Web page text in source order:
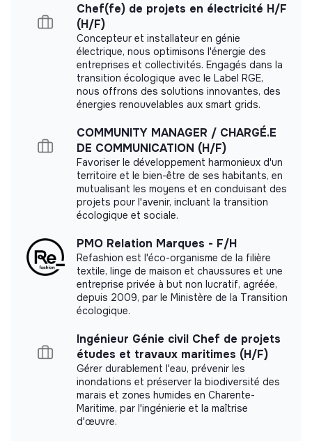
Documents
Did not yet add a transparency document.
Chef(fe) de projets en électricité H/F
(H/F)
Concepteur et installateur en génie
électrique, nous optimisons l'énergie des
entreprises et collectivités. Engagés dans la
transition écologique avec le Label RGE,
nous offrons des solutions innovantes, des
énergies renouvelables aux smart grids.
COMMUNITY MANAGER / CHARGÉ.E
DE COMMUNICATION (H/F)
Favoriser le développement harmonieux d'un
territoire et le bien-être de ses habitants, en
mutualisant les moyens et en conduisant des
projets pour l'avenir, incluant la transition
écologique et sociale.
PMO Relation Marques - F/H
Refashion est l'éco-organisme de la filière
textile, linge de maison et chaussures et une
entreprise privée à but non lucratif, agréée,
depuis 2009, par le Ministère de la Transition
écologique.
Ingénieur Génie civil Chef de projets
études et travaux maritimes (H/F)
Gérer durablement l'eau, prévenir les
inondations et préserver la biodiversité des
marais et zones humides en Charente-
Maritime, par l'ingénierie et la maîtrise
d'œuvre.